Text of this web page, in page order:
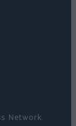
Network